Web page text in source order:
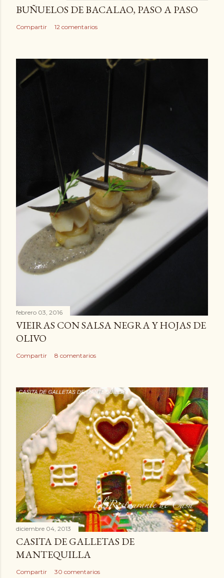
i
o
BUÑUELOS DE BACALAO, PASO A PASO
Compartir 12 comentarios
febrero 03, 2016
VIEIRAS CON SALSA NEGRA Y HOJAS DE
OLIVO
Compartir 8 comentarios
diciembre 04, 2013
CASITA DE GALLETAS DE
MANTEQUILLA
Compartir 30 comentarios